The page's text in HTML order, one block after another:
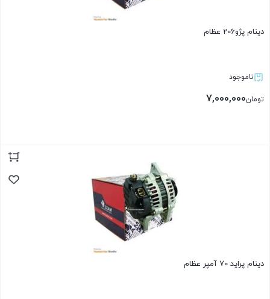
دینام پژو206 عظام
ناموجود
تومان7,000,000
دینام پراید 70 آمپر عظام